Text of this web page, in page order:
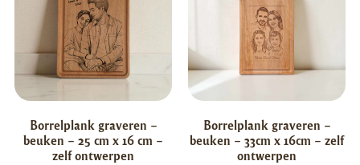
Borrelplank graveren –
beuken – 25 cm x 16 cm –
zelf ontwerpen
Borrelplank graveren –
beuken – 33cm x 16cm – zelf
ontwerpen